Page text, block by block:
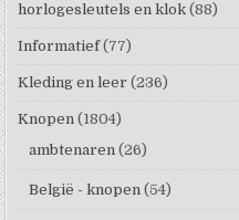
horlogesleutels en klok (88)
Informatief (77)
Kleding en leer (236)
Knopen (1804)
ambtenaren (26)
België - knopen (54)